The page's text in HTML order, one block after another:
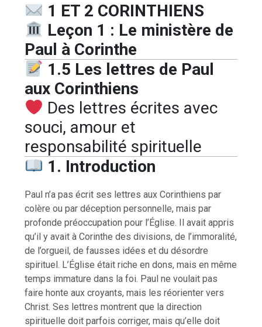
1 ET 2 CORINTHIENS
Leçon 1 : Le ministère de
Paul à Corinthe
1.5 Les lettres de Paul
aux Corinthiens
Des lettres écrites avec
souci, amour et
responsabilité spirituelle
1. Introduction
Paul n’a pas écrit ses lettres aux Corinthiens par
colère ou par déception personnelle, mais par
profonde préoccupation pour l’Église. Il avait appris
qu’il y avait à Corinthe des divisions, de l’immoralité,
de l’orgueil, de fausses idées et du désordre
spirituel. L’Église était riche en dons, mais en même
temps immature dans la foi. Paul ne voulait pas
faire honte aux croyants, mais les réorienter vers
Christ. Ses lettres montrent que la direction
spirituelle doit parfois corriger, mais qu’elle doit